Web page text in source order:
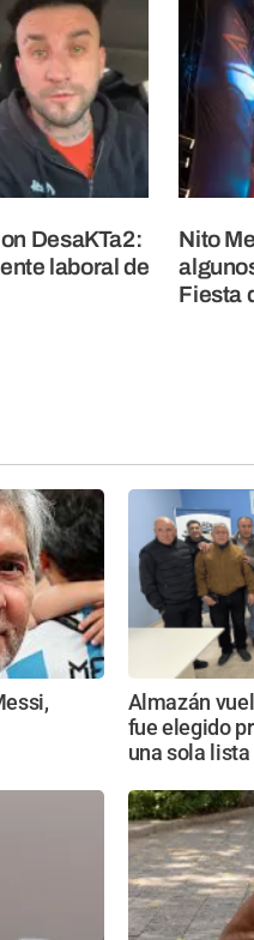
DesaKTa2:
laboral de
Nito
Fiesta
Almazán
fue elegido
una sola